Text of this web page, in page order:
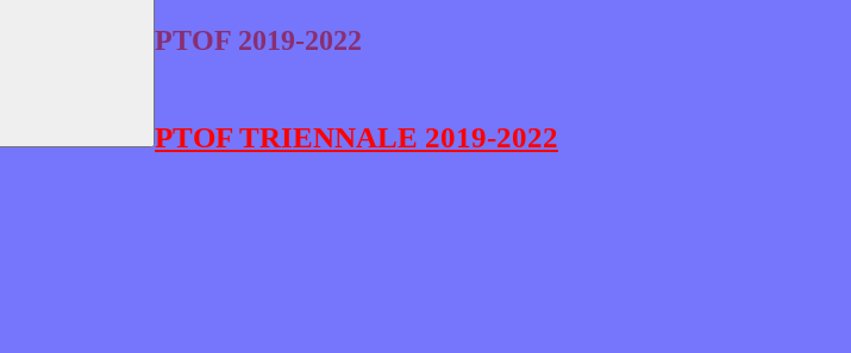
PTOF 2019-2022
PTOF TRIENNALE 2019-2022